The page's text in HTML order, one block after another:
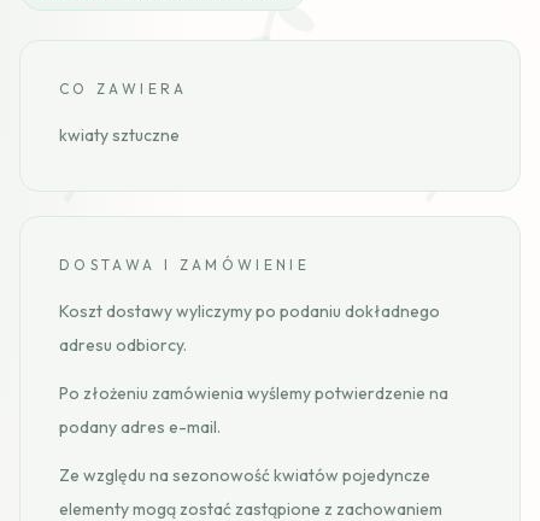
CO ZAWIERA
kwiaty sztuczne
DOSTAWA I ZAMÓWIENIE
Koszt dostawy wyliczymy po podaniu dokładnego
adresu odbiorcy.
Po złożeniu zamówienia wyślemy potwierdzenie na
podany adres e-mail.
Ze względu na sezonowość kwiatów pojedyncze
elementy mogą zostać zastąpione z zachowaniem